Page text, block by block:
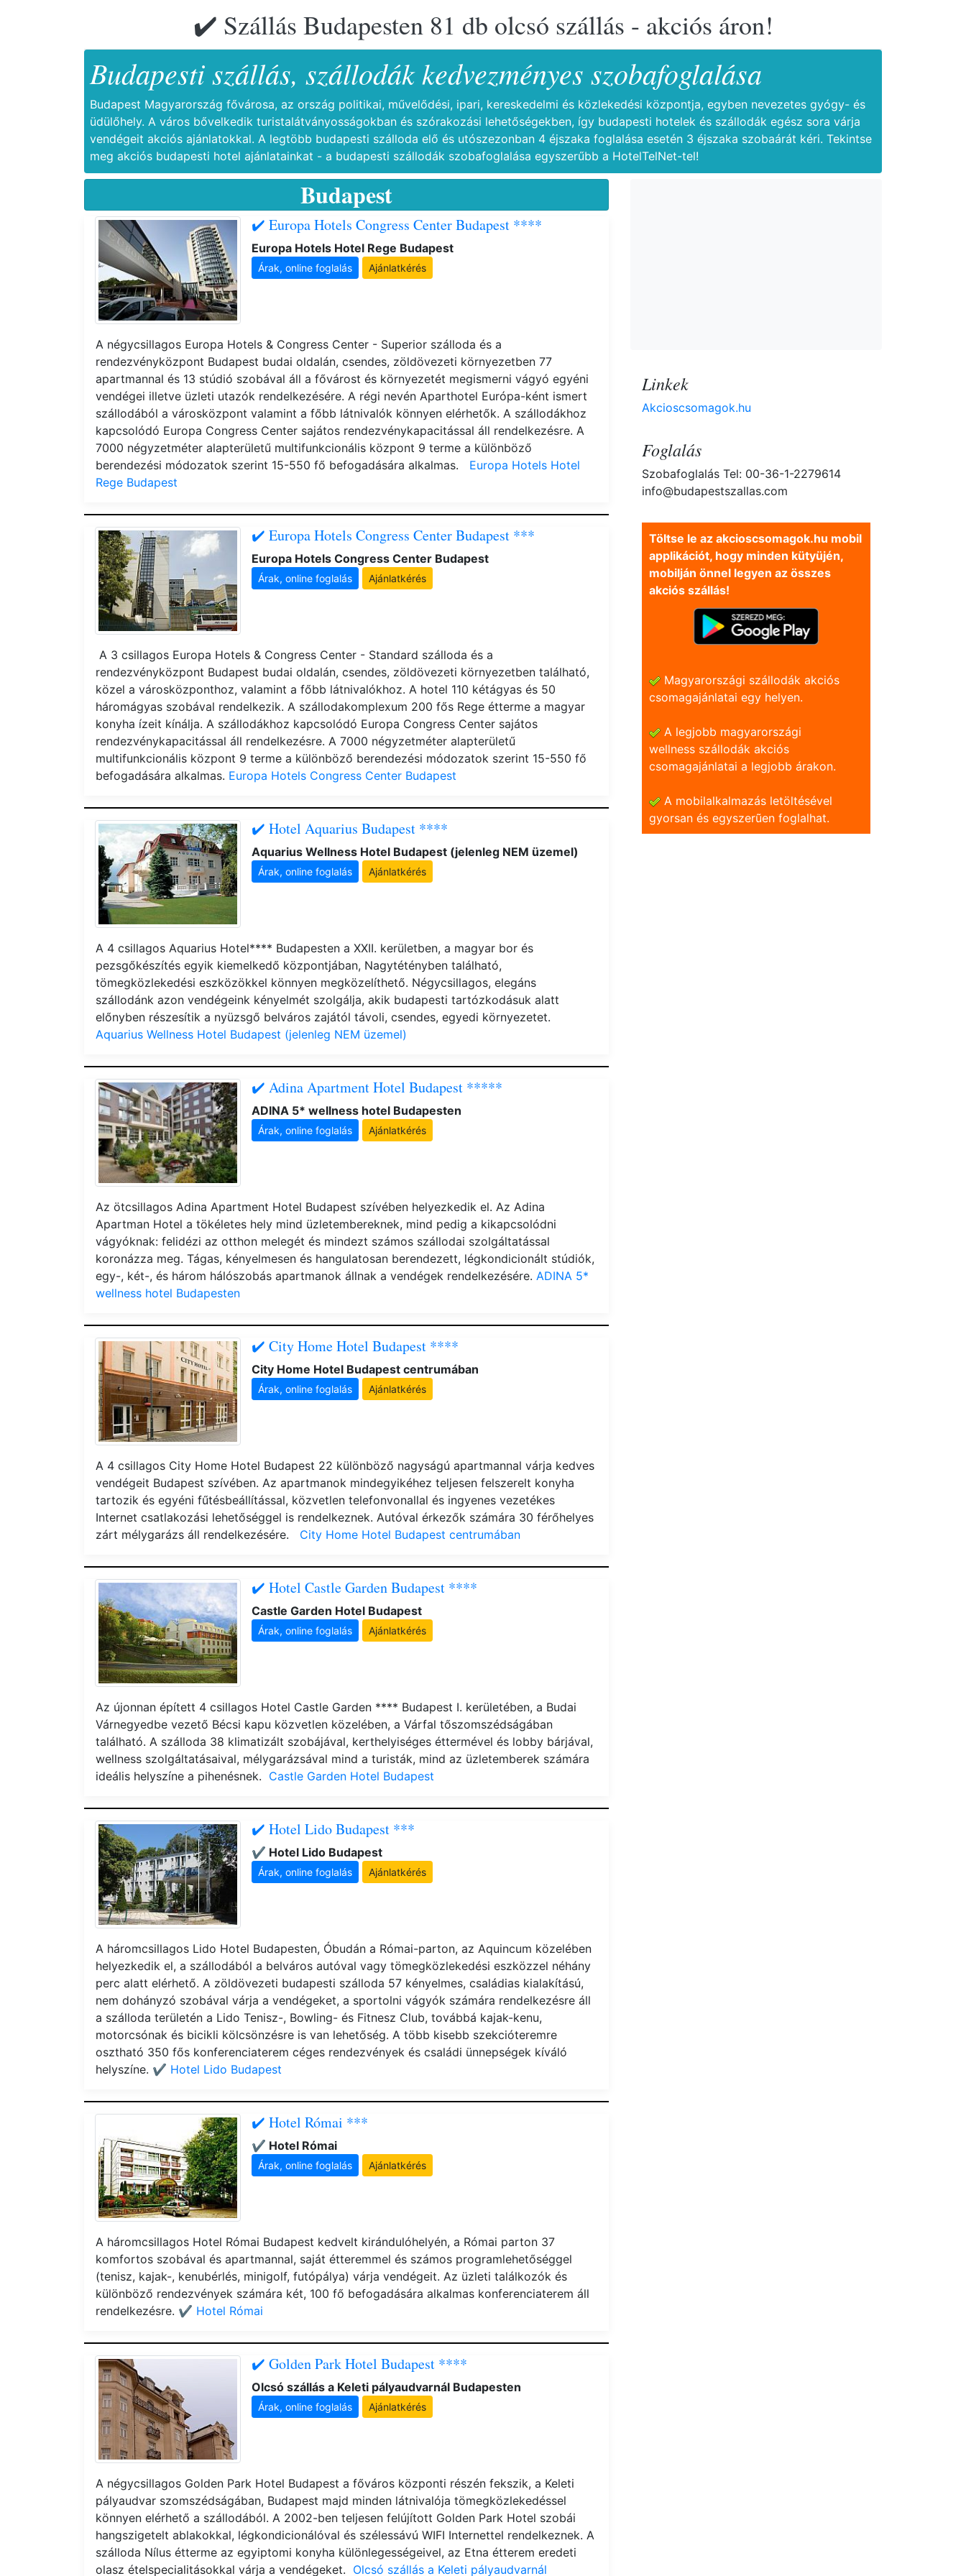
✔️ Szállás Budapesten 81 db olcsó szállás - akciós áron!
Budapesti szállás, szállodák kedvezményes szobafoglalása
Budapest Magyarország fővárosa, az ország politikai, művelődési, ipari, kereskedelmi és közlekedési központja, egyben nevezetes gyógy- és
üdülőhely. A város bővelkedik turistalátványosságokban és szórakozási lehetőségekben, így budapesti hotelek és szállodák egész sora várja
vendégeit akciós ajánlatokkal. A legtöbb budapesti szálloda elő és utószezonban 4 éjszaka foglalása esetén 3 éjszaka szobaárát kéri. Tekintse
meg akciós budapesti hotel ajánlatainkat - a budapesti szállodák szobafoglalása egyszerűbb a HotelTelNet-tel!
Budapest
✔️ Europa Hotels Congress Center Budapest ****
Europa Hotels Hotel Rege Budapest
Árak, online foglalás Ajánlatkérés
A négycsillagos Europa Hotels & Congress Center - Superior szálloda és a
rendezvényközpont Budapest budai oldalán, csendes, zöldövezeti környezetben 77
apartmannal és 13 stúdió szobával áll a fővárost és környezetét megismerni vágyó egyéni
vendégei illetve üzleti utazók rendelkezésére. A régi nevén Aparthotel Európa-ként ismert
szállodából a városközpont valamint a főbb látnivalók könnyen elérhetők. A szállodákhoz
kapcsolódó Europa Congress Center sajátos rendezvénykapacitással áll rendelkezésre. A
7000 négyzetméter alapterületű multifunkcionális központ 9 terme a különböző
berendezési módozatok szerint 15-550 fő befogadására alkalmas. Europa Hotels Hotel
Rege Budapest
✔️ Europa Hotels Congress Center Budapest ***
Europa Hotels Congress Center Budapest
Árak, online foglalás Ajánlatkérés
A 3 csillagos Europa Hotels & Congress Center - Standard szálloda és a
rendezvényközpont Budapest budai oldalán, csendes, zöldövezeti környezetben található,
közel a városközponthoz, valamint a főbb látnivalókhoz. A hotel 110 kétágyas és 50
háromágyas szobával rendelkezik. A szállodakomplexum 200 fős Rege étterme a magyar
konyha ízeit kínálja. A szállodákhoz kapcsolódó Europa Congress Center sajátos
rendezvénykapacitással áll rendelkezésre. A 7000 négyzetméter alapterületű
multifunkcionális központ 9 terme a különböző berendezési módozatok szerint 15-550 fő
befogadására alkalmas. Europa Hotels Congress Center Budapest
✔️ Hotel Aquarius Budapest ****
Aquarius Wellness Hotel Budapest (jelenleg NEM üzemel)
Árak, online foglalás Ajánlatkérés
A 4 csillagos Aquarius Hotel**** Budapesten a XXII. kerületben, a magyar bor és
pezsgőkészítés egyik kiemelkedő központjában, Nagytétényben található,
tömegközlekedési eszközökkel könnyen megközelíthető. Négycsillagos, elegáns
szállodánk azon vendégeink kényelmét szolgálja, akik budapesti tartózkodásuk alatt
előnyben részesítik a nyüzsgő belváros zajától távoli, csendes, egyedi környezetet.
Aquarius Wellness Hotel Budapest (jelenleg NEM üzemel)
✔️ Adina Apartment Hotel Budapest *****
ADINA 5* wellness hotel Budapesten
Árak, online foglalás Ajánlatkérés
Az ötcsillagos Adina Apartment Hotel Budapest szívében helyezkedik el. Az Adina
Apartman Hotel a tökéletes hely mind üzletembereknek, mind pedig a kikapcsolódni
vágyóknak: felidézi az otthon melegét és mindezt számos szállodai szolgáltatással
koronázza meg. Tágas, kényelmesen és hangulatosan berendezett, légkondicionált stúdiók,
egy-, két-, és három hálószobás apartmanok állnak a vendégek rendelkezésére. ADINA 5*
wellness hotel Budapesten
✔️ City Home Hotel Budapest ****
City Home Hotel Budapest centrumában
Árak, online foglalás Ajánlatkérés
A 4 csillagos City Home Hotel Budapest 22 különböző nagyságú apartmannal várja kedves
vendégeit Budapest szívében. Az apartmanok mindegyikéhez teljesen felszerelt konyha
tartozik és egyéni fűtésbeállítással, közvetlen telefonvonallal és ingyenes vezetékes
Internet csatlakozási lehetőséggel is rendelkeznek. Autóval érkezők számára 30 férőhelyes
zárt mélygarázs áll rendelkezésére. City Home Hotel Budapest centrumában
✔️ Hotel Castle Garden Budapest ****
Castle Garden Hotel Budapest
Árak, online foglalás Ajánlatkérés
Az újonnan épített 4 csillagos Hotel Castle Garden **** Budapest I. kerületében, a Budai
Várnegyedbe vezető Bécsi kapu közvetlen közelében, a Várfal tőszomszédságában
található. A szálloda 38 klimatizált szobájával, kerthelyiséges éttermével és lobby bárjával,
wellness szolgáltatásaival, mélygarázsával mind a turisták, mind az üzletemberek számára
ideális helyszíne a pihenésnek. Castle Garden Hotel Budapest
✔️ Hotel Lido Budapest ***
✔️ Hotel Lido Budapest
Árak, online foglalás Ajánlatkérés
A háromcsillagos Lido Hotel Budapesten, Óbudán a Római-parton, az Aquincum közelében
helyezkedik el, a szállodából a belváros autóval vagy tömegközlekedési eszközzel néhány
perc alatt elérhető. A zöldövezeti budapesti szálloda 57 kényelmes, családias kialakítású,
nem dohányzó szobával várja a vendégeket, a sportolni vágyók számára rendelkezésre áll
a szálloda területén a Lido Tenisz-, Bowling- és Fitnesz Club, továbbá kajak-kenu,
motorcsónak és bicikli kölcsönzésre is van lehetőség. A több kisebb szekcióteremre
osztható 350 fős konferenciaterem céges rendezvények és családi ünnepségek kíváló
helyszíne. ✔️ Hotel Lido Budapest
✔️ Hotel Római ***
✔️ Hotel Római
Árak, online foglalás Ajánlatkérés
A háromcsillagos Hotel Római Budapest kedvelt kirándulóhelyén, a Római parton 37
komfortos szobával és apartmannal, saját étteremmel és számos programlehetőséggel
(tenisz, kajak-, kenubérlés, minigolf, futópálya) várja vendégeit. Az üzleti találkozók és
különböző rendezvények számára két, 100 fő befogadására alkalmas konferenciaterem áll
rendelkezésre. ✔️ Hotel Római
✔️ Golden Park Hotel Budapest ****
Olcsó szállás a Keleti pályaudvarnál Budapesten
Árak, online foglalás Ajánlatkérés
A négycsillagos Golden Park Hotel Budapest a főváros központi részén fekszik, a Keleti
pályaudvar szomszédságában, Budapest majd minden látnivalója tömegközlekedéssel
könnyen elérhető a szállodából. A 2002-ben teljesen felújított Golden Park Hotel szobái
hangszigetelt ablakokkal, légkondicionálóval és szélessávú WIFI Internettel rendelkeznek. A
szálloda Nílus étterme az egyiptomi konyha különlegességeivel, az Etna étterem eredeti
olasz ételspecialitásokkal várja a vendégeket. Olcsó szállás a Keleti pályaudvarnál
Linkek
Akcioscsomagok.hu
Foglalás
Szobafoglalás Tel: 00-36-1-2279614
info@budapestszallas.com
Töltse le az akcioscsomagok.hu mobil
applikációt, hogy minden kütyüjén,
mobilján önnel legyen az összes
akciós szállás!
Magyarországi szállodák akciós
csomagajánlatai egy helyen.
A legjobb magyarországi
wellness szállodák akciós
csomagajánlatai a legjobb árakon.
A mobilalkalmazás letöltésével
gyorsan és egyszerũen foglalhat.